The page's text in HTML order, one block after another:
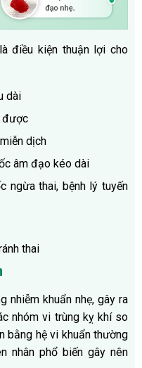
điều kiện thuận lợi cho
dài
được
dịch
âm đạo kéo dài
ngừa thai, bệnh lý tuyến
thai
nhiễm khuẩn nhẹ, gây ra
nhóm vi trùng kỵ khí so
bằng hệ vi khuẩn thường
nhân phổ biến gây nên